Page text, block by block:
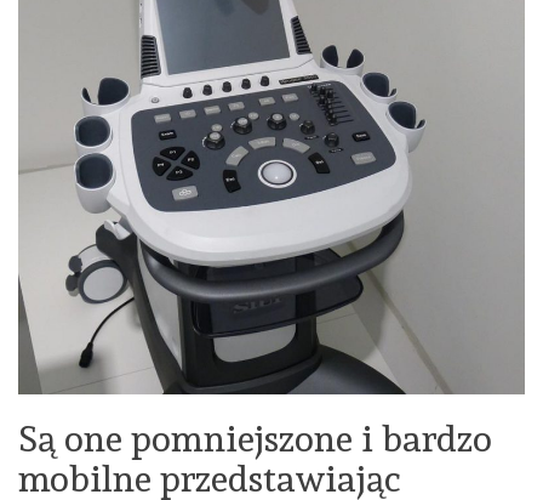
Są one pomniejszone i bardzo
mobilne przedstawiając